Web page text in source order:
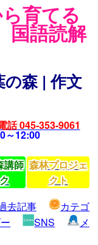
育てる
国語読解
の森 | 作文
話 045-353-9061
～12:00
講師 森林プロジェ
クト
去記事
カテゴ
SNS
メ